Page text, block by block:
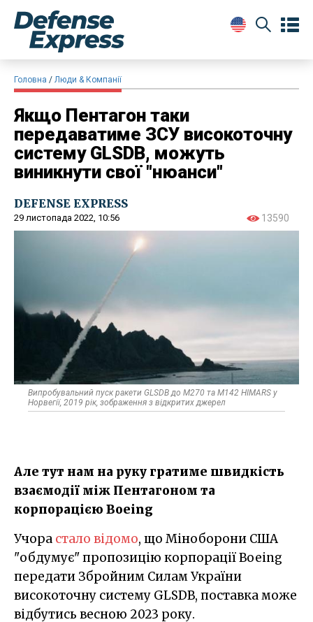
Головна Люди & Компанії
Якщо Пентагон таки
передаватиме ЗСУ високоточну
систему GLSDB, можуть
виникнути свої "нюанси"
DEFENSE EXPRESS
29 листопада 2022, 10:56 13590
Випробувальний пуск ракети GLSDB до M270 та M142 HIMARS у
Норвегії, 2019 рік, зображення з відкритих джерел
Але тут нам на руку гратиме швидкість
взаємодії між Пентагоном та
корпорацією Boeing
Учора стало відомо, що Міноборони США
"обдумує" пропозицію корпорації Boeing
передати Збройним Силам України
високоточну систему GLSDB, поставка може
відбутись весною 2023 року.